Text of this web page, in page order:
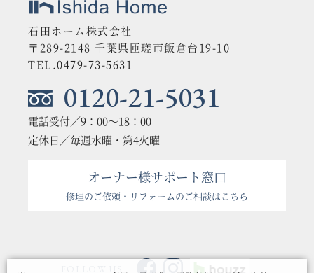
石田ホーム株式会社
〒289-2148 千葉県匝瑳市飯倉台19-10
TEL.0479-73-5631
0120-21-5031
電話受付／9：00〜18：00
定休日／毎週水曜・第4火曜
オーナー様サポート窓口
修理のご依頼・リフォームのご相談はこちら